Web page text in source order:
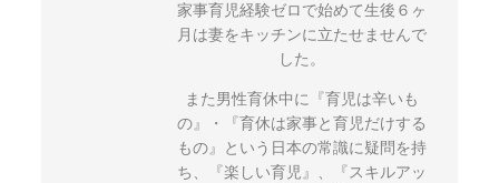
家事育児経験ゼロで始めて生後６ヶ
月は妻をキッチンに立たせませんで
した。
また男性育休中に『育児は辛いも
の』・『育休は家事と育児だけする
もの』という日本の常識に疑問を持
ち、『楽しい育児』、『スキルアッ